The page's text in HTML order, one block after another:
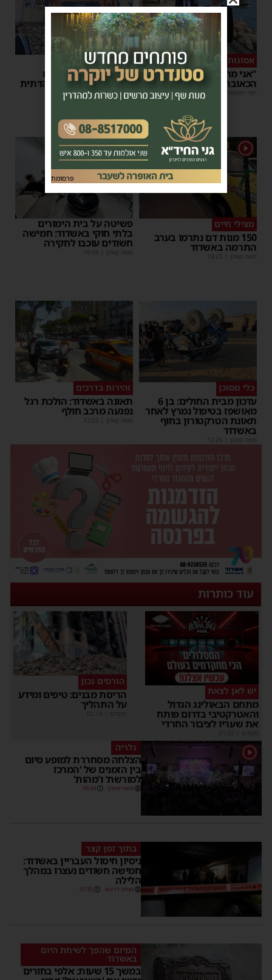
אסונות בין הזמנים
"אני מתחנן": קריאתו
הכאובה של רב העיר אשדוד
יוסי יחזקאלי 18:35
מאירים את השבת
בכל רחבי העיר: המיזם
המדליק של המועצה הדתית
באשדוד
יוסי יחזקאלי 18:31
1
מצילי חיים
150 מנות דם נתרמו בערב
התרמה באשדוד
משה קאהן 18:25
פשיטה על בית הימורים
בלתי חוקי באשדוד: חמישה
חשודים עוכבו לחקירה
משה קאהן
כלי מסוכן
עדכון מבית החולים: בן 6
מאושפז בטיפול נמרץ לאחר
תאונת הטרקטורון בחוף
באשדוד
משה קאהן 12:26
זהירות בדרכים
תאונה באשדוד: הולכת רגל
נפגעה מרכב חולף
משה קאהן
עוד כותרות
יש לאן לצאת
מתחם הבאולינג הגדול
והאטרקטיבי בדרום פותח
את שעריו לציבור החרדי
מקודם
הורסים נכון
הריסת מבנים: טיפים ומידע
על התהליך
מקודם
1 גלריה
הצלחה מסחררת למופע סיום
בין הזמנים של 'המרכז
למורשת' ו'מהות'
משה קאהן 09:34
בתוך זמן קצר
ניסיון חיסול העבריין באשדוד:
חמישה חשודים נעצרו במהלך
הלילה
מנחם דויטש 07:35
המיזם שהפך לשיחת היום
באשדוד
במשך 15 שעות: אלפי בחורים
פרסומת